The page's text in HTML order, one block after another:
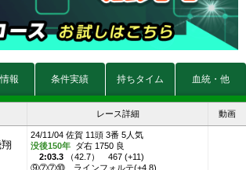
報 条件実績 持ちタイム 血統・他
レース詳細 動画
24/11/04 佐賀 11頭 3番 5人気
没後150年 ダ右 1750 良
2:03.3 （42.7）
467 (+11)
⑨⑦⑦⑩
ラインフォルテ(+4.8)